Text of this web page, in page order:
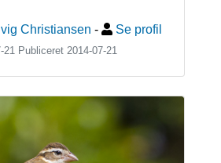
Christiansen - Se profil
21 Publiceret 2014-07-21